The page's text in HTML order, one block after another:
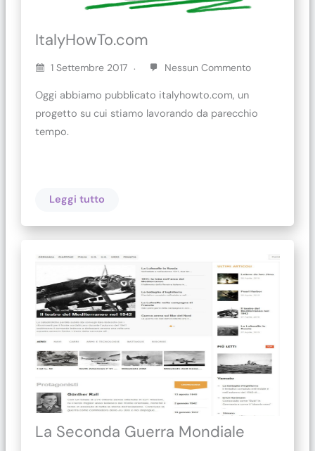
ItalyHowTo.com
1 Settembre 2017 Nessun Commento
Oggi abbiamo pubblicato italyhowto.com, un
progetto su cui stiamo lavorando da parecchio
tempo.
Leggi tutto
La Seconda Guerra Mondiale